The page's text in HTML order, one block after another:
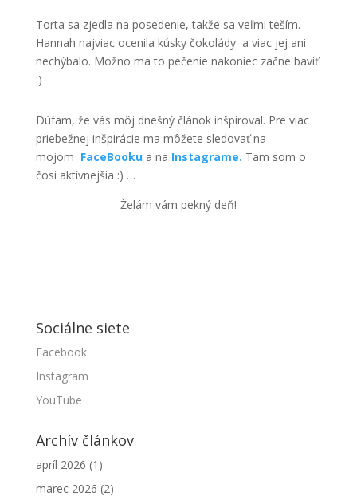
Torta sa zjedla na posedenie, takže sa veľmi teším.
Hannah najviac ocenila kúsky čokolády a viac jej ani
nechýbalo. Možno ma to pečenie nakoniec začne baviť.
:)
Dúfam, že vás môj dnešný článok inšpiroval. Pre viac
priebežnej inšpirácie ma môžete sledovať na
mojom FaceBooku a na Instagrame. Tam som o
čosi aktívnejšia :) …
Želám vám pekný deň!
Sociálne siete
Facebook
Instagram
YouTube
Archív článkov
apríl 2026 (1)
marec 2026 (2)